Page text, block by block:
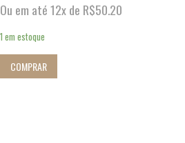
Ou em até 12x de R$50.20
1 em estoque
COMPRAR